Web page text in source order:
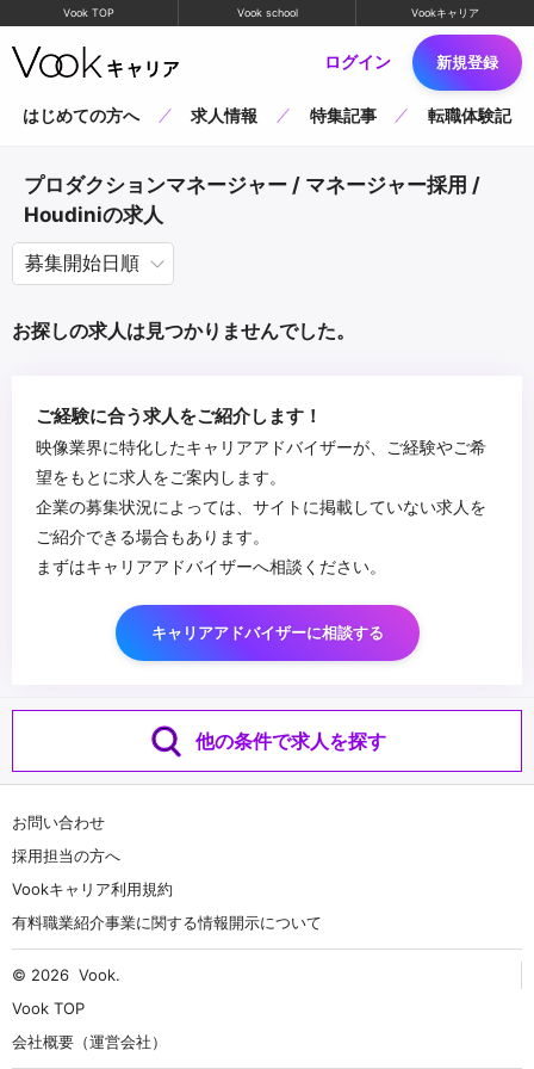
Vook TOP Vook school Vookキャリア
ログイン 新規登録
はじめての方へ 求人情報 特集記事 転職体験記
プロダクションマネージャー / マネージャー採用 /
Houdiniの求人
お探しの求人は見つかりませんでした。
ご経験に合う求人をご紹介します！
映像業界に特化したキャリアアドバイザーが、ご経験やご希
望をもとに求人をご案内します。
企業の募集状況によっては、サイトに掲載していない求人を
ご紹介できる場合もあります。
まずはキャリアアドバイザーへ相談ください。
キャリアアドバイザーに相談する
他の条件で求人を探す
お問い合わせ
採用担当の方へ
Vookキャリア利用規約
有料職業紹介事業に関する情報開示について
© 2026 Vook.
Vook TOP
会社概要（運営会社）